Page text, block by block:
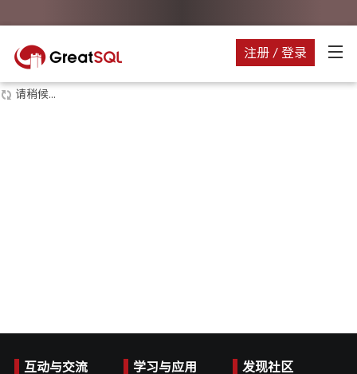
注册 / 登录
请稍候...
互动与交流 学习与应用 发现社区